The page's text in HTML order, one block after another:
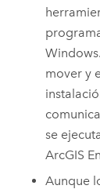
mover y
se
ArcGIS
Aunque